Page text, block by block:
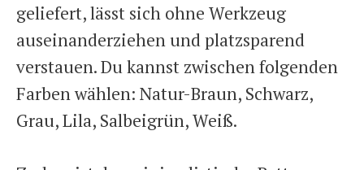
geliefert, lässt sich ohne Werkzeug
auseinanderziehen und platzsparend
verstauen. Du kannst zwischen folgenden
Farben wählen: Natur-Braun, Schwarz,
Grau, Lila, Salbeigrün, Weiß.